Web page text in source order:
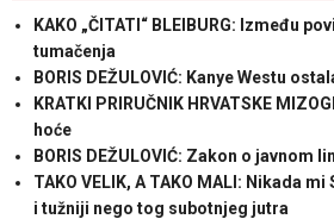
KAKO „ČITATI“ BLEIBURG: Između
tumačenja
BORIS DEŽULOVIĆ: Kanye Westu
KRATKI PRIRUČNIK HRVATSKE
hoće
BORIS DEŽULOVIĆ: Zakon o javnom
TAKO VELIK, A TAKO MALI: Nikada
i tužniji nego tog subotnjeg jutra